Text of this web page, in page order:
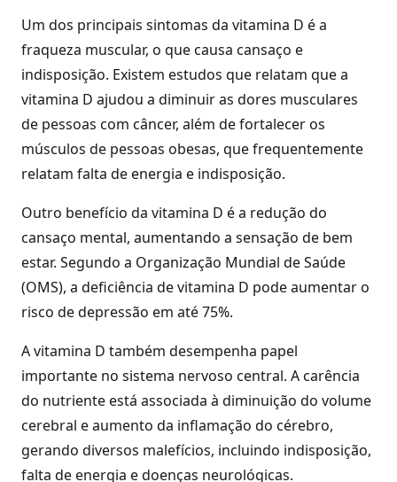
Um dos principais sintomas da vitamina D é a
fraqueza muscular, o que causa cansaço e
indisposição. Existem estudos que relatam que a
vitamina D ajudou a diminuir as dores musculares
de pessoas com câncer, além de fortalecer os
músculos de pessoas obesas, que frequentemente
relatam falta de energia e indisposição.
Outro benefício da vitamina D é a redução do
cansaço mental, aumentando a sensação de bem
estar. Segundo a Organização Mundial de Saúde
(OMS), a deficiência de vitamina D pode aumentar o
risco de depressão em até 75%.
A vitamina D também desempenha papel
importante no sistema nervoso central. A carência
do nutriente está associada à diminuição do volume
cerebral e aumento da inflamação do cérebro,
gerando diversos malefícios, incluindo indisposição,
falta de energia e doenças neurológicas.